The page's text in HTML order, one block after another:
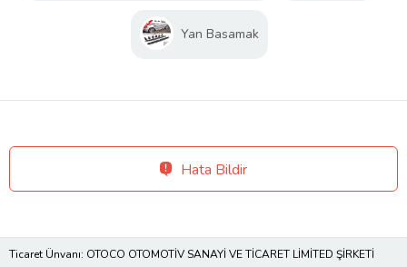
Yan Basamak
Hata Bildir
Ticaret Ünvanı: OTOCO OTOMOTİV SANAYİ VE TİCARET LİMİTED ŞİRKETİ